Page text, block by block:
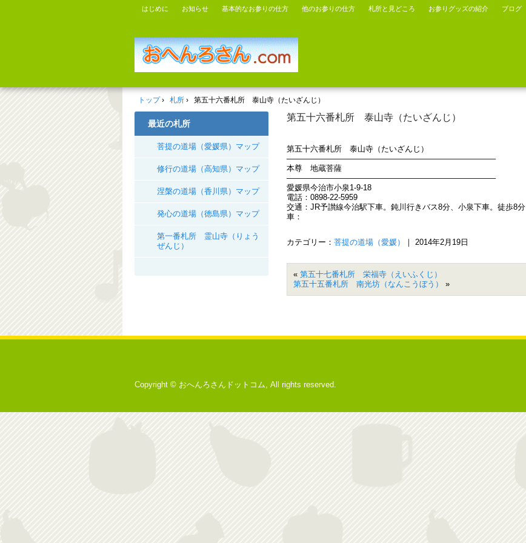
はじめに お知らせ 基本的なお参りの仕方 他のお参りの仕方 札所と見どころ お参りグッズの紹介 ブログ
トップ› 札所 › 第五十六番札所 泰山寺（たいざんじ）
第五十六番札所 泰山寺（たいざんじ）
第五十六番札所 泰山寺（たいざんじ）
——————————————————————————–
本尊 地蔵菩薩
——————————————————————————–
愛媛県今治市小泉1-9-18
電話：0898-22-5959
交通：JR予讃線今治駅下車。鈍川行きバス8分、小泉下車。徒歩8分
車：
カテゴリー： 菩提の道場（愛媛） ｜ 2014年2月19日
« 第五十七番札所 栄福寺（えいふくじ）
第五十五番札所 南光坊（なんこうぼう）
»
最近の札所
菩提の道場（愛媛県）マップ
修行の道場（高知県）マップ
涅槃の道場（香川県）マップ
発心の道場（徳島県）マップ
第一番札所 霊山寺（りょう
ぜんじ）
Copyright © おへんろさんドットコム, All rights reserved.